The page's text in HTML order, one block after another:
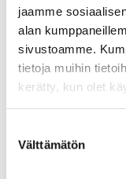
jaamme
alan
sivustoamme.
tietoja muihin
kerätty, kun olet
valinta
Välttämätön